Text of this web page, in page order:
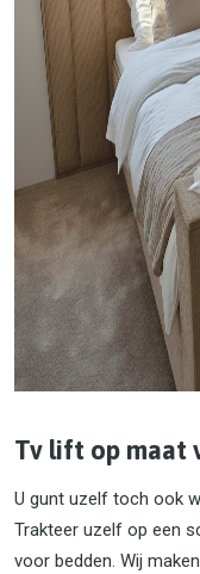
Tv lift op maat
U gunt uzelf toch ook
Trakteer uzelf op een
voor bedden. Wij